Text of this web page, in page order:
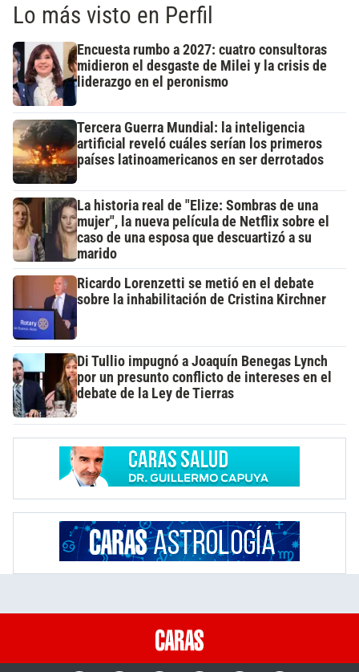
Lo más visto en Perfil
Encuesta rumbo a 2027: cuatro consultoras
midieron el desgaste de Milei y la crisis de
liderazgo en el peronismo
Tercera Guerra Mundial: la inteligencia
artificial reveló cuáles serían los primeros
países latinoamericanos en ser derrotados
La historia real de "Elize: Sombras de una
mujer", la nueva película de Netflix sobre el
caso de una esposa que descuartizó a su
marido
Ricardo Lorenzetti se metió en el debate
sobre la inhabilitación de Cristina Kirchner
Di Tullio impugnó a Joaquín Benegas Lynch
por un presunto conflicto de intereses en el
debate de la Ley de Tierras